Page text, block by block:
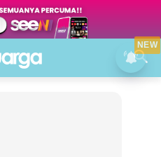
NEW